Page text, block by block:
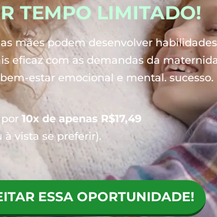
TEMPO LIMITADO!
mães podem desenvolver
eficaz com as demandas da
estar emocional e mental. sucesso.
10x de apenas R$17,49
à vista se preferir).
ESSA OPORTUNIDADE!